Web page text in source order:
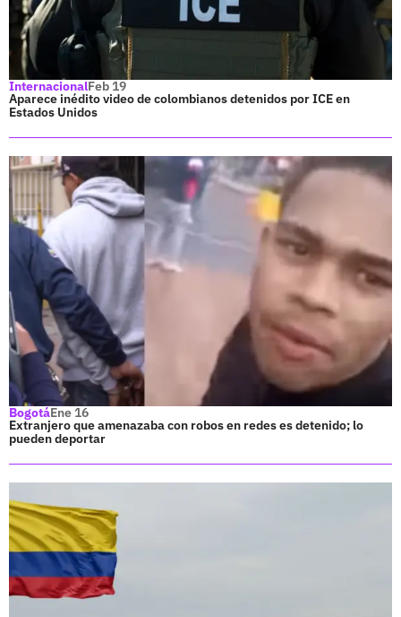
InternacionalFeb 19
Aparece inédito video de colombianos detenidos por ICE en
Estados Unidos
BogotáEne 16
Extranjero que amenazaba con robos en redes es detenido; lo
pueden deportar